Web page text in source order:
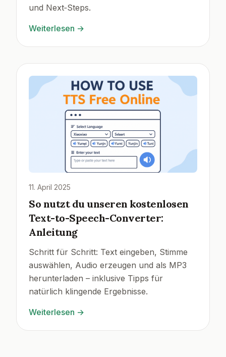
und Next‑Steps.
Weiterlesen →
11. April 2025
So nutzt du unseren kostenlosen
Text-to-Speech-Converter:
Anleitung
Schritt für Schritt: Text eingeben, Stimme
auswählen, Audio erzeugen und als MP3
herunterladen – inklusive Tipps für
natürlich klingende Ergebnisse.
Weiterlesen →